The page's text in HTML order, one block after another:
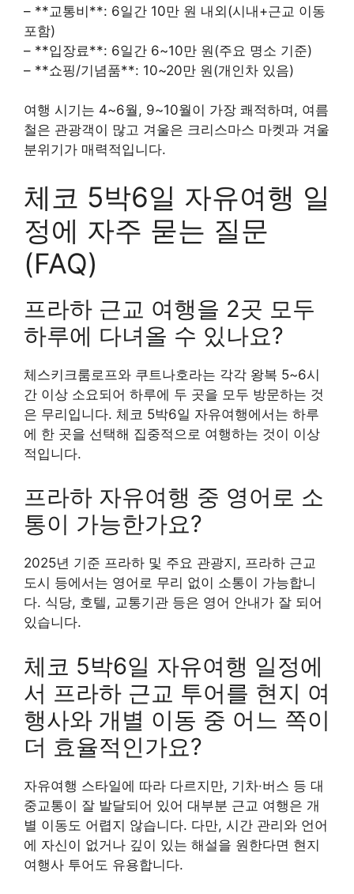
– **교통비**: 6일간 10만 원 내외(시내+근교 이동
포함)
– **입장료**: 6일간 6~10만 원(주요 명소 기준)
– **쇼핑/기념품**: 10~20만 원(개인차 있음)
여행 시기는 4~6월, 9~10월이 가장 쾌적하며, 여름
철은 관광객이 많고 겨울은 크리스마스 마켓과 겨울
분위기가 매력적입니다.
체코 5박6일 자유여행 일
정에 자주 묻는 질문
(FAQ)
프라하 근교 여행을 2곳 모두
하루에 다녀올 수 있나요?
체스키크룸로프와 쿠트나호라는 각각 왕복 5~6시
간 이상 소요되어 하루에 두 곳을 모두 방문하는 것
은 무리입니다. 체코 5박6일 자유여행에서는 하루
에 한 곳을 선택해 집중적으로 여행하는 것이 이상
적입니다.
프라하 자유여행 중 영어로 소
통이 가능한가요?
2025년 기준 프라하 및 주요 관광지, 프라하 근교
도시 등에서는 영어로 무리 없이 소통이 가능합니
다. 식당, 호텔, 교통기관 등은 영어 안내가 잘 되어
있습니다.
체코 5박6일 자유여행 일정에
서 프라하 근교 투어를 현지 여
행사와 개별 이동 중 어느 쪽이
더 효율적인가요?
자유여행 스타일에 따라 다르지만, 기차·버스 등 대
중교통이 잘 발달되어 있어 대부분 근교 여행은 개
별 이동도 어렵지 않습니다. 다만, 시간 관리와 언어
에 자신이 없거나 깊이 있는 해설을 원한다면 현지
여행사 투어도 유용합니다.